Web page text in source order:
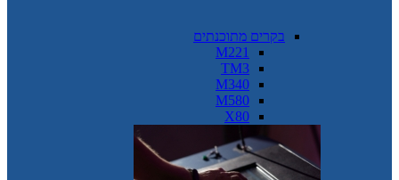
בקרים מתוכנתים
M221
TM3
M340
M580
X80